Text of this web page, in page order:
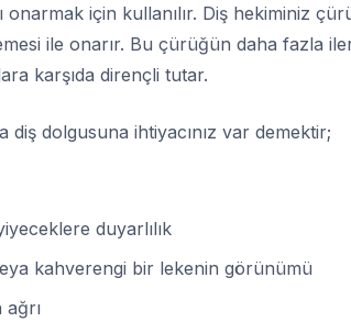
için kullanılır. Diş hekiminiz
ile onarır. Bu çürüğün daha fazla
karşıda dirençli tutar.
dolgusuna ihtiyacınız var demektir;
duyarlılık
kahverengi bir lekenin görünümü
ağrı